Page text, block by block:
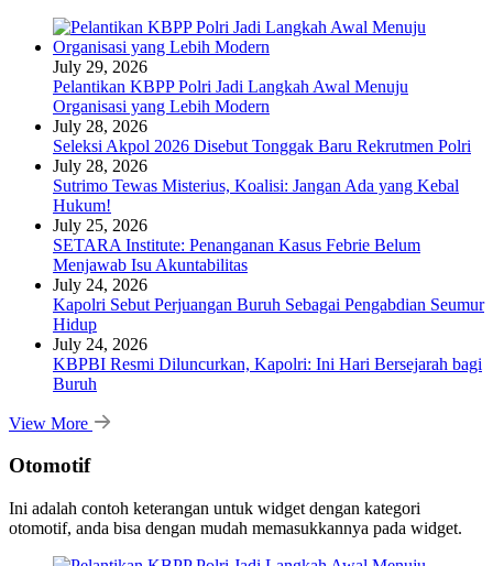
July 29, 2026
Pelantikan KBPP Polri Jadi Langkah Awal Menuju
Organisasi yang Lebih Modern
July 28, 2026
Seleksi Akpol 2026 Disebut Tonggak Baru Rekrutmen Polri
July 28, 2026
Sutrimo Tewas Misterius, Koalisi: Jangan Ada yang Kebal
Hukum!
July 25, 2026
SETARA Institute: Penanganan Kasus Febrie Belum
Menjawab Isu Akuntabilitas
July 24, 2026
Kapolri Sebut Perjuangan Buruh Sebagai Pengabdian Seumur
Hidup
July 24, 2026
KBPBI Resmi Diluncurkan, Kapolri: Ini Hari Bersejarah bagi
Buruh
View More
Otomotif
Ini adalah contoh keterangan untuk widget dengan kategori
otomotif, anda bisa dengan mudah memasukkannya pada widget.